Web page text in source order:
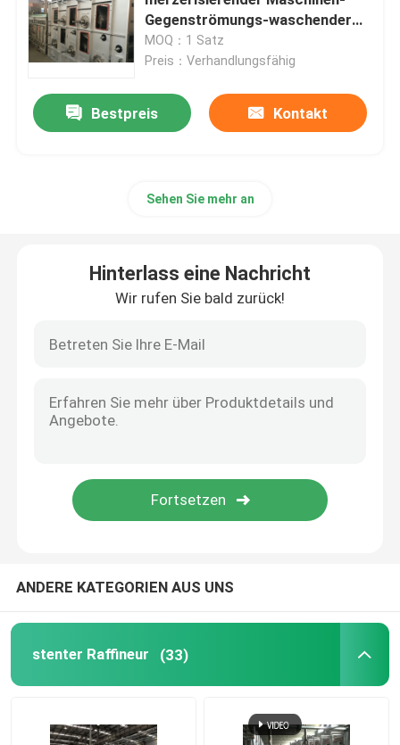
Heißluft Stenter-Maschine
Gewebe-stenter Maschine
Rotationsdruck-Maschine
Zylinder-Schleuder
Reinigungs-und Bleichstrecke
Polyester-Spinnfaser-Fertigungsstraße
Gegenströmungs-waschender
Kasten SS 304
MOQ：1 Satz
Preis：Verhandlungsfähig
Bestpreis Kontakt
Sehen Sie mehr an
Hinterlass eine Nachricht
Wir rufen Sie bald zurück!
ANDERE KATEGORIEN AUS UNS
stenter Raffineur (33)